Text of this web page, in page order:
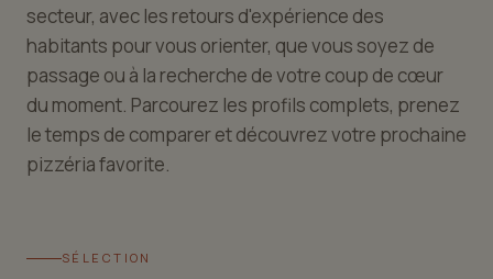
secteur, avec les retours d'expérience des
habitants pour vous orienter, que vous soyez de
passage ou à la recherche de votre coup de cœur
du moment. Parcourez les profils complets, prenez
le temps de comparer et découvrez votre prochaine
pizzéria favorite.
SÉLECTION